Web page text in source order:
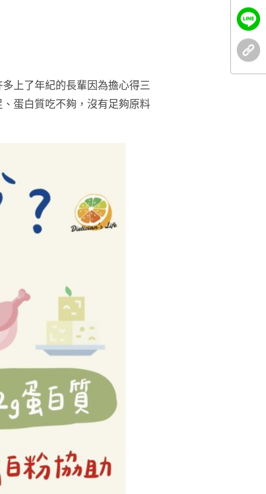
上了年紀的長輩因為擔心得三
蛋白質吃不夠，沒有足夠原料